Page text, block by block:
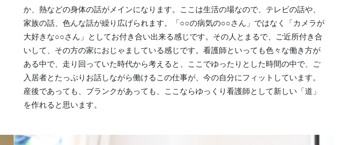
か、熱などの身体の話がメインになります。ここは生活の場なので、テレビの話や、
家族の話、色んな話が繰り広げられます。「○○の病気の○○さん」ではなく「カメラが
大好きな○○さん」としてお付き合い出来る感じです。その人とまるで、ご近所付き合
いして、その方の家におじゃましている感じです。看護師といっても色々な働き方が
ある中で、走り回っていた時代から考えると、ここでゆったりとした時間の中で、ご
入居者とたっぷりお話しながら働けるこの仕事が、今の自分にフィットしています。
産後であっても、ブランクがあっても、ここならゆっくり看護師として新しい「道」
を作れると思います。